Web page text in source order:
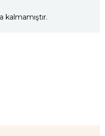
kalmamıştır.